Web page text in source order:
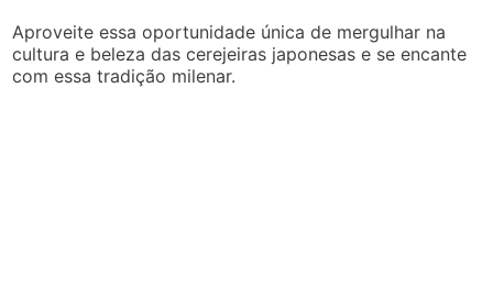
Aproveite essa oportunidade única de mergulhar na
cultura e beleza das cerejeiras japonesas e se encante
com essa tradição milenar.